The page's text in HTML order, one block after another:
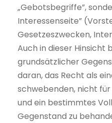
„Gebotsbegriffe”,
Interessenseite”
Gesetzeszwecken,
Auch in dieser Hinsicht
grundsätzlicher
daran, das Recht als
schwebenden, nicht
und ein bestimmtes
Gegenstand zu